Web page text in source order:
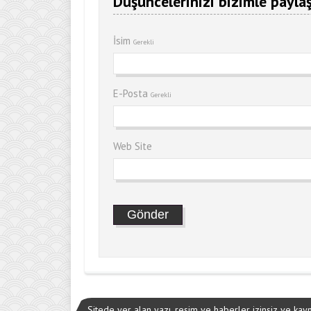
İsim Gerekli
E-Posta Gerekli
Web Site